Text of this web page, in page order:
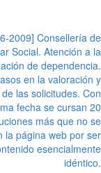
2009] Consellería de
Social. Atención a la
de dependencia.
en la valoración y
las solicitudes. Con
fecha se cursan 20
más que no se
la página web por ser
esencialmente
idéntico.